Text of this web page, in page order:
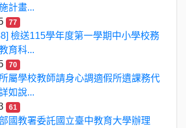
計畫...
77
檢送115學年度第一學期中小學校務
育科...
70
屬學校教師請身心調適假所遺課務代
如說...
61
國教署委託國立臺中教育大學辦理